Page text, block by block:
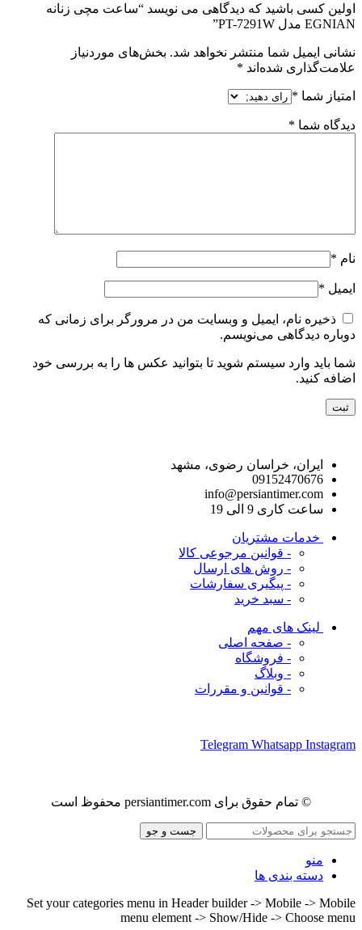
اولین کسی باشید که دیدگاهی می نویسد “ساعت مچی زنانه
EGNIAN مدل PT-7291W”
نشانی ایمیل شما منتشر نخواهد شد. بخش‌های موردنیاز
علامت‌گذاری شده‌اند *
امتیاز شما *
دیدگاه شما *
نام *
ایمیل *
ذخیره نام، ایمیل و وبسایت من در مرورگر برای زمانی که
دوباره دیدگاهی می‌نویسم.
شما باید وارد سیستم شوید تا بتوانید عکس ها را به بررسی خود
اضافه کنید.
ایران، خراسان رضوی، مشهد
09152470676
info@persiantimer.com
ساعت کاری 9 الی 19
خدمات مشتریان
- قوانین مرجوعی کالا
- روش های ارسال
- پیگیری سفارشات
- سبد خرید
لینک های مهم
- صفحه اصلی
- فروشگاه
- وبلاگ
- قوانین و مقررات
Telegram Whatsapp Instagram
© تمام حقوق برای persiantimer.com محفوظ است
جست و جو
منو
دسته بندی ها
Set your categories menu in Header builder -> Mobile -> Mobile
menu element -> Show/Hide -> Choose menu